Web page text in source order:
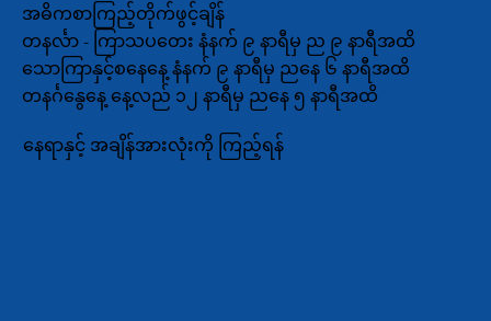
အဓိကစာကြည့်တိုက်ဖွင့်ချိန်
တနင်္လာ - ကြာသပတေး နံနက် ၉ နာရီမှ ည ၉ နာရီအထိ
သောကြာနှင့်စနေနေ့ နံနက် ၉ နာရီမှ ညနေ ၆ နာရီအထိ
တနင်္ဂနွေနေ့ နေ့လည် ၁၂ နာရီမှ ညနေ ၅ နာရီအထိ
နေရာနှင့် အချိန်အားလုံးကို ကြည့်ရန်